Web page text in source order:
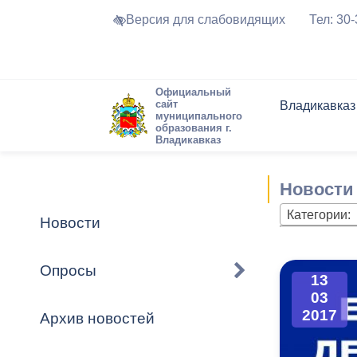
Версия для слабовидящих Тел:
Официальный
сайт
муниципального
образования г.
Владикавказ
Владикавказ
Устав города
Города-
городского
Торги и
Формы
Обратная
Комиссии
График
Новостная
Актуально
Новости
Опросы
Архив новостей
Новости
Категории:
13
03
2017